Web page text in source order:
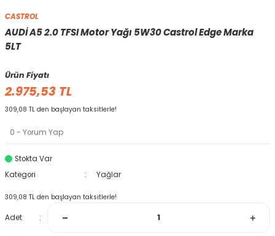
CASTROL
AUDİ A5 2.0 TFSI Motor Yağı 5W30 Castrol Edge Marka
5LT
Ürün Fiyatı
2.975,53 TL
309,08 TL den başlayan taksitlerle!
0 - Yorum Yap
Stokta Var
Kategori
Yağlar
309,08 TL den başlayan taksitlerle!
Adet